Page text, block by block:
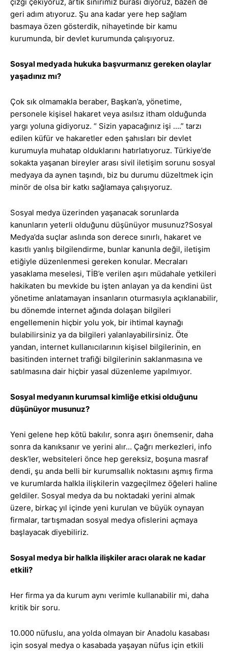
geri adım atıyoruz. Şu ana kadar yere hep sağlam
basmaya özen gösterdik, nihayetinde bir kamu
kurumunda, bir devlet kurumunda çalışıyoruz.
Sosyal medyada hukuka başvurmanız gereken olaylar
yaşadınız mı?
Çok sık olmamakla beraber, Başkan’a, yönetime,
personele kişisel hakaret veya asılsız itham olduğunda
yargı yoluna gidiyoruz. “ Sizin yapacağınız işi ….” tarzı
edilen küfür ve hakaretler eden şahısları bir devlet
kurumuyla muhatap olduklarını hatırlatıyoruz. Türkiye’de
sokakta yaşanan bireyler arası sivil iletişim sorunu sosyal
medyaya da aynen taşındı, biz bu durumu düzeltmek için
minör de olsa bir katkı sağlamaya çalışıyoruz.
Sosyal medya üzerinden yaşanacak sorunlarda
kanunların yeterli olduğunu düşünüyor musunuz?Sosyal
Medya’da suçlar aslında son derece sınırlı, hakaret ve
kasıtlı yanlış bilgilendirme, bunlar kanunla değil, iletişim
etiğiyle düzenlenmesi gereken konular. Mecraları
yasaklama meselesi, TİB’e verilen aşırı müdahale yetkileri
hakikaten bu mevkide bu işten anlayan ya da kendini üst
yönetime anlatamayan insanların oturmasıyla açıklanabilir,
bu dönemde internet ağında dolaşan bilgileri
engellemenin hiçbir yolu yok, bir ihtimal kaynağı
bulabilirsiniz ya da bilgileri yalanlayabilirsiniz. Öte
yandan, internet kullanıcılarının kişisel bilgilerinin, en
basitinden internet trafiği bilgilerinin saklanmasına ve
satılmasına dair hiçbir yasal düzenleme yapılmıyor.
Sosyal medyanın kurumsal kimliğe etkisi olduğunu
düşünüyor musunuz?
Yeni gelene hep kötü bakılır, sonra aşırı önemsenir, daha
sonra da kanıksanır ve yerini alır… Çağrı merkezleri, info
desk’ler, websiteleri önce hep gereksiz, boşuna masraf
dendi, şu anda belli bir kurumsallık noktasını aşmış firma
ve kurumlarda halkla ilişkilerin vazgeçilmez öğeleri haline
geldiler. Sosyal medya da bu noktadaki yerini almak
üzere, birkaç yıl içinde yeni kurulan ve büyük oynayan
firmalar, tartışmadan sosyal medya ofislerini açmaya
başlayacak diyebiliriz.
Sosyal medya bir halkla ilişkiler aracı olarak ne kadar
etkili?
Her firma ya da kurum aynı verimle kullanabilir mi, daha
kritik bir soru.
10.000 nüfuslu, ana yolda olmayan bir Anadolu kasabası
için sosyal medya o kasabada yaşayan nüfus için etkili